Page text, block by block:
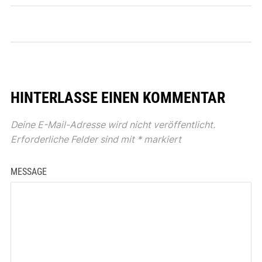
HINTERLASSE EINEN KOMMENTAR
Deine E-Mail-Adresse wird nicht veröffentlicht.
Erforderliche Felder sind mit *markiert
MESSAGE